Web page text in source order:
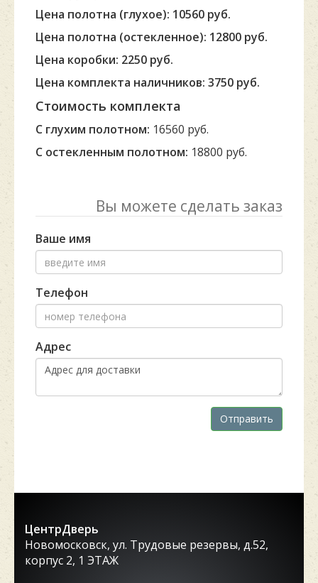
Цена полотна (глухое): 10560 руб.
Цена полотна (остекленное): 12800 руб.
Цена коробки: 2250 руб.
Цена комплекта наличников: 3750 руб.
Стоимость комплекта
С глухим полотном: 16560 руб.
С остекленным полотном: 18800 руб.
Вы можете сделать заказ
Ваше имя
Телефон
Адрес
Отправить
ЦентрДверь
Новомосковск, ул. Трудовые резервы, д.52,
корпус 2, 1 ЭТАЖ